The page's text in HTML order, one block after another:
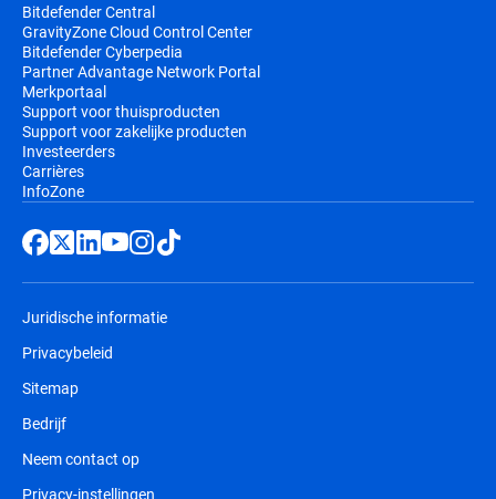
Bitdefender Central
GravityZone Cloud Control Center
Bitdefender Cyberpedia
Partner Advantage Network Portal
Merkportaal
Support voor thuisproducten
Support voor zakelijke producten
Investeerders
Carrières
InfoZone
Juridische informatie
Privacybeleid
Sitemap
Bedrijf
Neem contact op
Privacy-instellingen